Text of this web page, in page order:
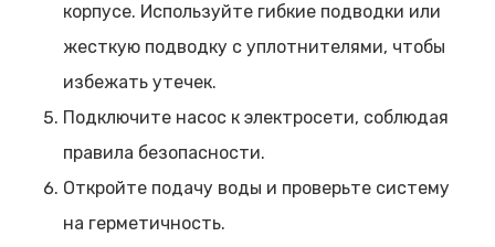
корпусе. Используйте гибкие подводки или
жесткую подводку с уплотнителями, чтобы
избежать утечек.
Подключите насос к электросети, соблюдая
правила безопасности.
Откройте подачу воды и проверьте систему
на герметичность.